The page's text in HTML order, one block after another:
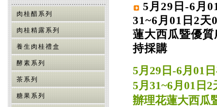
肉桂醋系列
肉桂精露系列
養生肉桂禮盒
酵素系列
茶系列
糖果系列
5月29日-6月
31~6月01日2
蓮大西瓜暨優
持採購
5月29日-6月01
5月31~6月01日
辦理花蓮大西瓜